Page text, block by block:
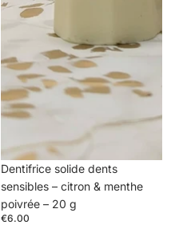
Sold out
Dentifrice solide dents
sensibles – citron & menthe
poivrée – 20 g
€6.00